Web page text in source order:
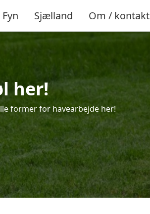
Fyn Sjælland Om / kontakt
her!
former for havearbejde her!